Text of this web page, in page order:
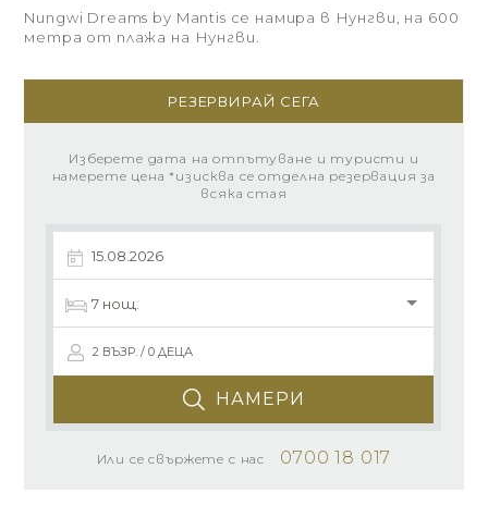
Nungwi Dreams by Mantis се намира в Нунгви, на 600
метра от плажа на Нунгви.
РЕЗЕРВИРАЙ СЕГА
Изберете дата на отпътуване и туристи и
намерете цена *изисква се отделна резервация за
всяка стая
2 ВЪЗР. / 0 ДЕЦА
НАМЕРИ
Или се свържете с нас 0700 18 017